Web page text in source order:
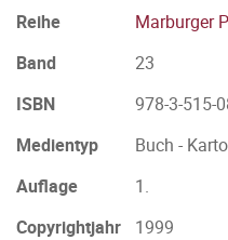
Reihe
Marburger
Band
23
ISBN
978-3-515-
Medientyp
Buch -
Auflage
1.
Copyrightjahr
1999